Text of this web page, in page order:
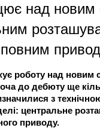
над новим
роботу над новим
до дебюту ще
з
центральне
приводу.